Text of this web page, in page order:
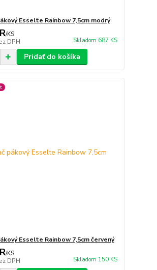
Esselte Rainbow 7,5cm modrý
/KS
DPH Skladom 687 KS
Pridať do košíka
Esselte Rainbow 7,5cm červený
/KS
DPH Skladom 150 KS